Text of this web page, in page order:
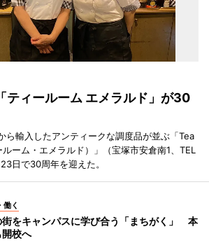
ティールーム エメラルド」が30
ら輸入したアンティークな調度品が並ぶ「Tea
ーム・エメラルド）」（宝塚市安倉南1、TEL
日で30周年を迎えた。
働く
街をキャンパスに学び合う「まちがく」 本
校へ